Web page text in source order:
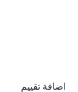
اضافة تقييم